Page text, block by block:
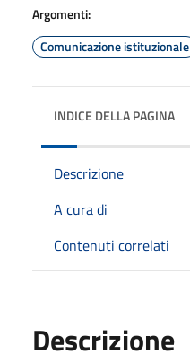
Argomenti:
Comunicazione istituzionale
INDICE DELLA PAGINA
Descrizione
A cura di
Contenuti correlati
Descrizione